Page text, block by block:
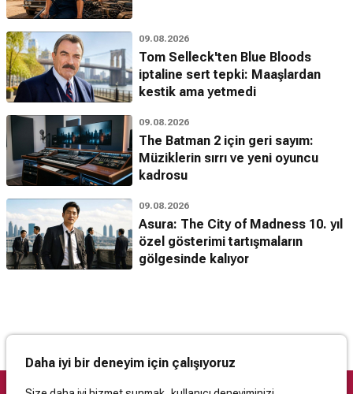
09.08.2026
Tom Selleck'ten Blue Bloods
iptaline sert tepki: Maaşlardan
kestik ama yetmedi
09.08.2026
The Batman 2 için geri sayım:
Müziklerin sırrı ve yeni oyuncu
kadrosu
09.08.2026
Asura: The City of Madness 10. yıl
özel gösterimi tartışmaların
gölgesinde kalıyor
Daha iyi bir deneyim için çalışıyoruz